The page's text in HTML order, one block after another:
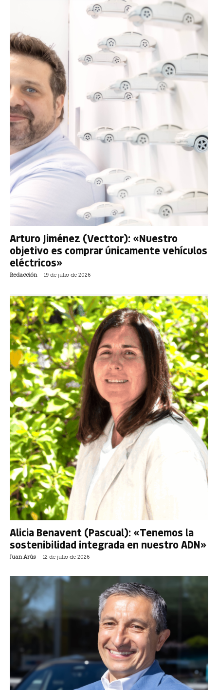
Arturo Jiménez (Vecttor): «Nuestro
objetivo es comprar únicamente vehículos
eléctricos»
Redacción - 19 de julio de 2026
Alicia Benavent (Pascual): «Tenemos la
sostenibilidad integrada en nuestro ADN»
Juan Arús - 12 de julio de 2026